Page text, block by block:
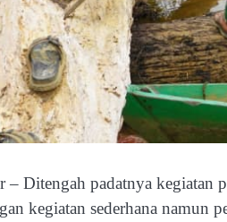
Ditengah padatnya kegiatan
kegiatan sederhana namun